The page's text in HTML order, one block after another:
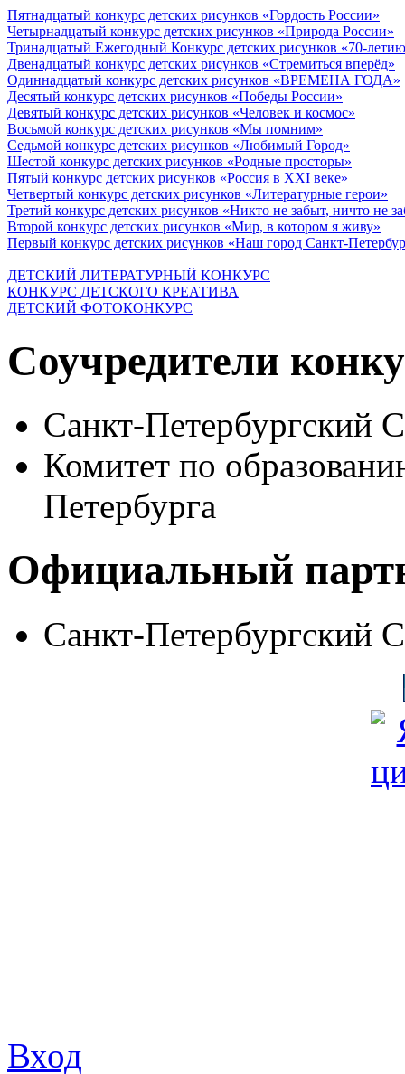
Пятнадцатый конкурс детских рисунков «Гордость России»
Четырнадцатый конкурс детских рисунков «Природа России»
Тринадцатый Ежегодный Конкурс детских рисунков «70-
Двенадцатый конкурс детских рисунков «Стремиться вперёд»
Одиннадцатый конкурс детских рисунков «ВРЕМЕНА ГОДА»
Десятый конкурс детских рисунков «Победы России»
Девятый конкурс детских рисунков «Человек и космос»
Восьмой конкурс детских рисунков «Мы помним»
Седьмой конкурс детских рисунков «Любимый Город»
Шестой конкурс детских рисунков «Родные просторы»
Пятый конкурс детских рисунков «Россия в XXI веке»
Четвертый конкурс детских рисунков «Литературные герои»
Третий конкурс детских рисунков «Никто не забыт, ничто не
Второй конкурс детских рисунков «Мир, в котором я живу»
Первый конкурс детских рисунков «Наш город Санкт-
ДЕТСКИЙ ЛИТЕРАТУРНЫЙ КОНКУРС
КОНКУРС ДЕТСКОГО КРЕАТИВА
ДЕТСКИЙ ФОТОКОНКУРС
Соучредители
Санкт-Петербургский
Комитет по
Петербурга
Официальный
Санкт-Петербургский
Вход